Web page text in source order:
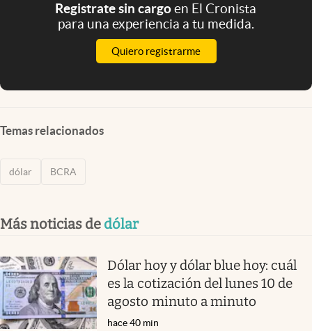
Registrate sin cargoen El Cronista
para una experiencia a tu medida.
Quiero registrarme
Temas relacionados
dólar BCRA
Más noticias de dólar
Dólar hoy y dólar blue hoy: cuál
es la cotización del lunes 10 de
agosto minuto a minuto
hace 40 min